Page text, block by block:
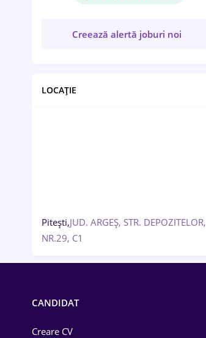
Creează alertă joburi noi
LOCAȚIE
Pitești,JUD. ARGEȘ, STR. DEPOZITELOR,
NR.29, C1
CANDIDAT
Creare CV